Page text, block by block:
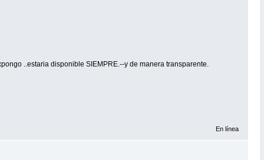
..estaria disponible SIEMPRE.--y de manera transparente.
En línea